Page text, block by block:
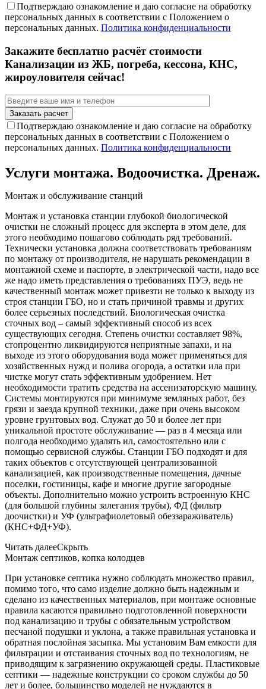
Подтверждаю ознакомление и даю согласие на обработку
персональных данных в соответствии с Положением о
персональных данных. Политика конфиденциальности
Закажите бесплатно расчёт стоимости
Канализации из ЖБ, погреба, кессона, КНС,
жироуловителя сейчас!
Подтверждаю ознакомление и даю согласие на обработку
персональных данных в соответствии с Положением о
персональных данных. Политика конфиденциальности
Услуги монтажа. Водоочистка. Дренаж.
Монтаж и обслуживание станций
Монтаж и установка станции глубокой биологической
очистки не сложный процесс для эксперта в этом деле, для
этого необходимо пошагово соблюдать ряд требований.
Технически установка должна соответствовать требованиям
по монтажу от производителя, не нарушать рекомендации в
монтажной схеме и паспорте, в электрической части, надо все
же надо иметь представления о требованиях ПУЭ, ведь не
качественный монтаж может привезти не только к выходу из
строя станции ГБО, но и стать причиной травмы и других
более серьезных последствий. Биологическая очистка
сточных вод – самый эффективный способ из всех
существующих сегодня. Степень очистки составляет 98%,
стопроцентно ликвидируются неприятные запахи, и на
выходе из этого оборудования вода может применяться для
хозяйственных нужд и полива огорода, а остатки ила при
чистке могут стать эффективным удобрением. Нет
необходимости тратить средства на ассенизаторскую машину.
Системы монтируются при минимуме земляных работ, без
грязи и заезда крупной техники, даже при очень высоком
уровне грунтовых вод. Служат до 50 и более лет при
уникальной простоте обслуживание — раз в 4 месяца или
полгода необходимо удалять ил, самостоятельно или с
помощью сервисной службы. Станции ГБО подходят и для
таких объектов с отсутствующей централизованной
канализацией, как производственные помещения, дачные
поселки, гостиницы, кафе и многие другие загородные
объекты. Дополнительно можно устроить встроенную КНС
(для большой глубины залегания трубы), ФД (фильтр
доочистки) и УФ (ультрафиолетовый обеззараживатель)
(КНС+ФД+УФ).
Читать далееСкрыть
Монтаж септиков, копка колодцев
При установке септика нужно соблюдать множество правил,
помимо того, что само изделие должно быть надежным и
сделано из качественных материалов, при монтаже основные
правила касаются правильно подготовленной поверхности
под канализацию и трубы с обязательным устройством
песчаной подушки и уклона, а также правильная установка и
обратная послойная засыпка. Мы установим Вам емкости для
фильтрации и отстаивания сточных вод по технологиям, не
приводящим к загрязнению окружающей среды. Пластиковые
септики — надежные конструкции со сроком службы до 50
лет и более, большинство моделей не нуждаются в